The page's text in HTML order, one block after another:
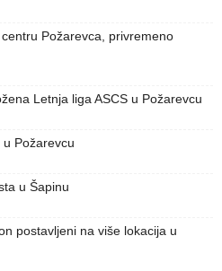
Požarevca, privremeno
Letnja liga ASCS u Požarevcu
Požarevcu
u Šapinu
postavljeni na više lokacija u